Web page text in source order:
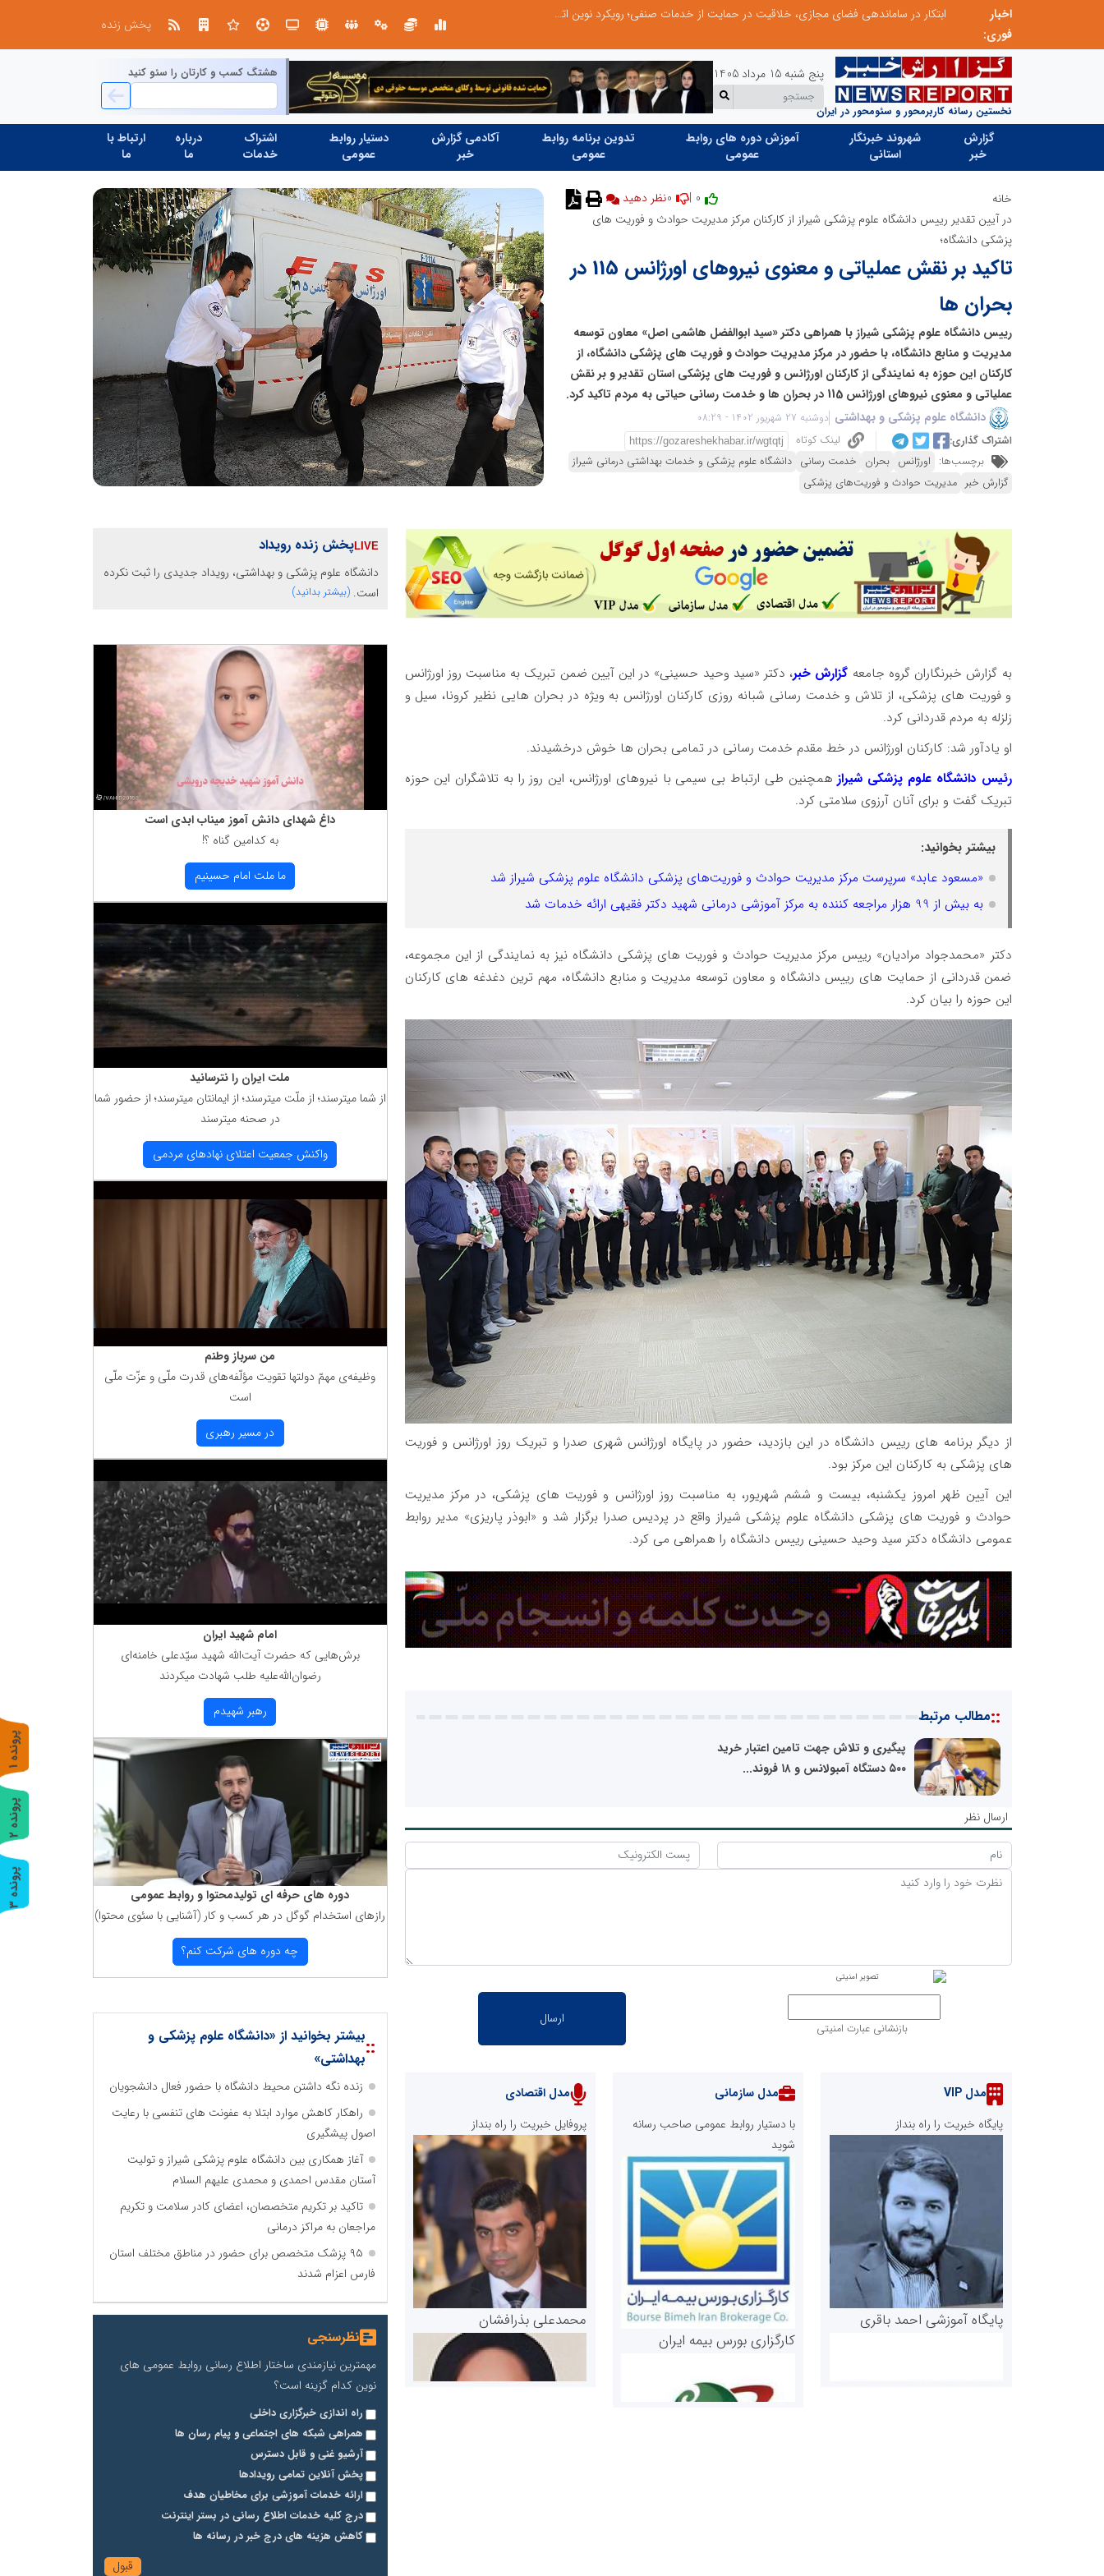
اخبار
فوری:
طرحواره های فعال شده در پساجنگ؛ هشدار دکتر یاراحمد: مراقب اخبار زرد و واکنش های هیجانی باشید
پخش زنده
نخستین رسانه کاربرمحور و سئومحور در ایران
پنج شنبه 15 مرداد 1405 هشتگ کسب و کارتان را سئو کنید
گزارش
خبر
شهروند خبرنگار
استانی
آموزش دوره های روابط
عمومی
تدوین برنامه روابط
عمومی
آکادمی گزارش
خبر
دستیار روابط
عمومی
اشتراک
خدمات
درباره
ما
ارتباط با
ما
خانه
در آیین تقدیر رییس دانشگاه علوم پزشکی شیراز از کارکنان مرکز مدیریت حوادث و فوریت های
پزشکی دانشگاه؛
تاکید بر نقش عملیاتی و معنوی نیروهای اورژانس 115 در
بحران ها
رییس دانشگاه علوم پزشکی شیراز با همراهی دکتر «سید ابوالفضل هاشمی اصل» معاون توسعه
مدیریت و منابع دانشگاه، با حضور در مرکز مدیریت حوادث و فوریت های پزشکی دانشگاه، از
کارکنان این حوزه به نمایندگی از کارکنان اورژانس و فوریت های پزشکی استان تقدیر و بر نقش
عملیاتی و معنوی نیروهای اورژانس 115 در بحران ها و خدمت رسانی حیاتی به مردم تاکید کرد.
دانشگاه علوم پزشکی و بهداشتی دوشنبه 27 شهریور 1402 - 08:29
اشتراک گذاری:
لینک کوتاه
برچسب‌ها: اورژانس بحران خدمت رسانی دانشگاه علوم پزشکی و خدمات بهداشتی درمانی شیراز
گزارش خبر مدیریت حوادث و فوریت‌های پزشکی
به گزارش خبرنگاران گروه جامعه گزارش خبر، دکتر «سید وحید حسینی» در این آیین ضمن تبریک به مناسبت روز اورژانس
و فوریت های پزشکی، از تلاش و خدمت رسانی شبانه روزی کارکنان اورژانس به ویژه در بحران هایی نظیر کرونا، سیل و
زلزله به مردم قدردانی کرد.
او یادآور شد: کارکنان اورژانس در خط مقدم خدمت رسانی در تمامی بحران ها خوش درخشیدند.
رئیس دانشگاه علوم پزشکی شیراز همچنین طی ارتباط بی سیمی با نیروهای اورژانس، این روز را به تلاشگران این حوزه
تبریک گفت و برای آنان آرزوی سلامتی کرد.
بیشتر بخوانید:
«مسعود عابد» سرپرست مرکز مدیریت حوادث و فوریت‌های پزشکی دانشگاه علوم پزشکی شیراز شد
به بیش از 99 هزار مراجعه کننده به مرکز آموزشی درمانی شهید دکتر فقیهی ارائه خدمات شد
دکتر «محمدجواد مرادیان» رییس مرکز مدیریت حوادث و فوریت های پزشکی دانشگاه نیز به نمایندگی از این مجموعه،
ضمن قدردانی از حمایت های رییس دانشگاه و معاون توسعه مدیریت و منابع دانشگاه، مهم ترین دغدغه های کارکنان
این حوزه را بیان کرد.
از دیگر برنامه های رییس دانشگاه در این بازدید، حضور در پایگاه اورژانس شهری صدرا و تبریک روز اورژانس و فوریت
های پزشکی به کارکنان این مرکز بود.
این آیین ظهر امروز یکشنبه، بیست و ششم شهریور، به مناسبت روز اورژانس و فوریت های پزشکی، در مرکز مدیریت
حوادث و فوریت های پزشکی دانشگاه علوم پزشکی شیراز واقع در پردیس صدرا برگزار شد و «ابوذر پاریزی» مدیر روابط
عمومی دانشگاه دکتر سید وحید حسینی رییس دانشگاه را همراهی می کرد.
::مطالب مرتبط
پیگیری و تلاش جهت تامین اعتبار خرید
۵۰۰ دستگاه آمبولانس و ۱۸ فروند...
ارسال نظر
بازنشانی عبارت امنیتی
مدل VIP
پایگاه خبریت را راه بنداز
پایگاه آموزشی احمد باقری
مدل سازمانی
با دستیار روابط عمومی صاحب رسانه
شوید
کارگزاری بورس بیمه ایران
مدل اقتصادی
پروفایل خبریت را راه بنداز
محمدعلی بذرافشان
پخش زنده رویداد
دانشگاه علوم پزشکی و بهداشتی، رویداد جدیدی را ثبت نکرده
است. (بیشتر بدانید)
داغ شهدای دانش آموز میناب ابدی است
به كدامین گناه ؟!
ما ملت امام حسینیم
ملت ایران را نترسانید
از شما میترسند؛ از ملّت میترسند؛ از ایمانتان میترسند؛ از حضور شما
در صحنه میترسند
واكنش جمعیت اعتلای نهادهای مردمی
من سرباز وطنم
وظیفه‌ی مهمّ دولتها تقویت مؤلّفه‌های قدرت ملّی و عزّت ملّی
است
در مسیر رهبری
امام شهید ایران
برش‌هایی كه حضرت آیت‌الله شهید سیّدعلی خامنه‌ای
رضوان‌الله‌علیه طلب شهادت میكردند
رهبر شهیدم
دوره های حرفه ای تولیدمحتوا و روابط عمومی
رازهای استخدام گوگل در هر كسب و كار (آشنایی با سئوی محتوا)
چه دوره های شركت كنم؟
::بیشتر بخوانید از «دانشگاه علوم پزشکی و
بهداشتی»
زنده نگه داشتن محیط دانشگاه با حضور فعال دانشجویان
راهکار کاهش موارد ابتلا به عفونت های تنفسی با رعایت
اصول پیشگیری
آغاز همکاری بین دانشگاه علوم پزشکی شیراز و تولیت
آستان مقدس احمدی و محمدی علیهم السلام
تاکید بر تکریم متخصصان، اعضای کادر سلامت و تکریم
مراجعان به مراکز درمانی
۹۵ پزشک متخصص برای حضور در مناطق مختلف استان
فارس اعزام شدند
نظرسنجی
مهمترین نیازمندی ساختار اطلاع رسانی روابط عمومی های
نوین کدام گزینه است؟
راه اندازی خبرگزاری داخلی
همراهی شبکه های اجتماعی و پیام رسان ها
آرشیو غنی و قابل دسترس
پخش آنلاین تمامی رویدادها
ارائه خدمات آموزشی برای مخاطیان هدف
درج کلیه خدمات اطلاع رسانی در بستر اینترنت
کاهش هزینه های درج خبر در رسانه ها
پ
ر
و
ن
د
ه
1
پ
ر
و
ن
د
ه
2
پ
ر
و
ن
د
ه
3